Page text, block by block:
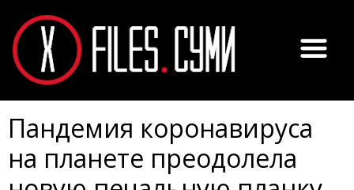
Пандемия коронавируса
на планете преодолела